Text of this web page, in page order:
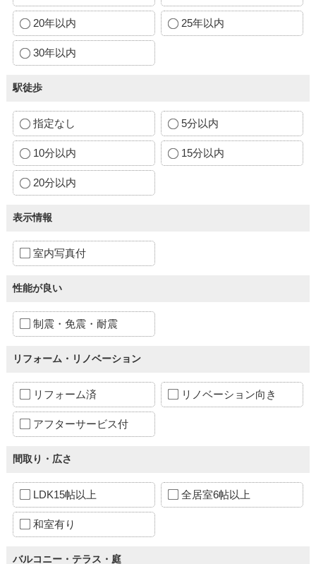
20年以内 25年以内
30年以内
駅徒歩
指定なし 5分以内
10分以内 15分以内
20分以内
表示情報
室内写真付
性能が良い
制震・免震・耐震
リフォーム・リノベーション
リフォーム済 リノベーション向き
アフターサービス付
間取り・広さ
LDK15帖以上 全居室6帖以上
和室有り
バルコニー・テラス・庭